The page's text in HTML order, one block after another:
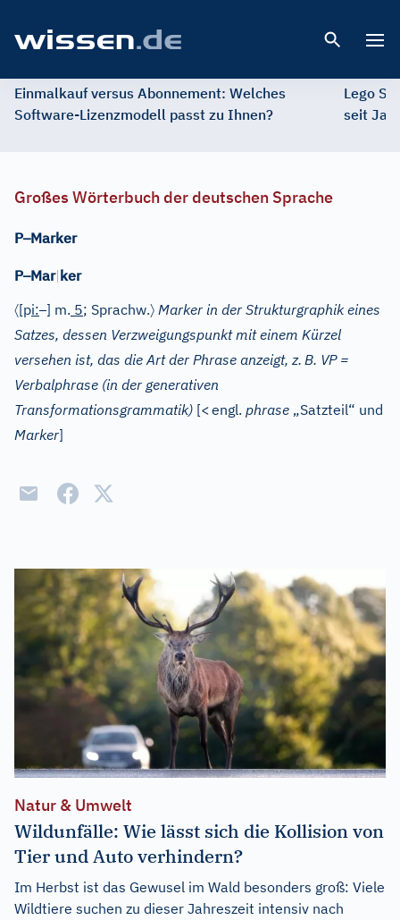
Einmalkauf versus Abonnement: Welches
Software-Lizenzmodell passt zu Ihnen?
Lego
seit
Großes Wörterbuch der deutschen Sprache
P–Marker
P–Mar|ker
〈[pi:–] m. 5; Sprachw.〉 Marker in der Strukturgraphik eines
Satzes, dessen Verzweigungspunkt mit einem Kürzel
versehen ist, das die Art der Phrase anzeigt, z. B. VP =
Verbalphrase (in der generativen
Transformationsgrammatik) [<engl. phrase „Satzteil“ und
Marker]
Natur & Umwelt
Wildunfälle: Wie lässt sich die Kollision von
Tier und Auto verhindern?
Im Herbst ist das Gewusel im Wald besonders groß: Viele
Wildtiere suchen zu dieser Jahreszeit intensiv nach